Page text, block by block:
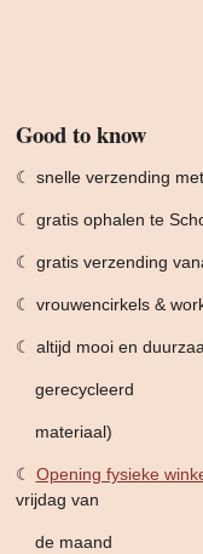
Good to know
☾ snelle verzending
☾ gratis ophalen te
☾ gratis verzending
☾ vrouwencirkels &
☾ altijd mooi en
gerecycleerd
materiaal)
☾ Opening fysieke
vrijdag van
de maand